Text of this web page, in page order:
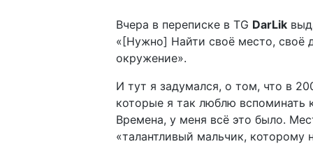
Вчера в переписке в TG DarLik
«[Нужно] Найти своё место, своё
окружение».
И тут я задумался, о том, что в
которые я так люблю вспоминать
Времена, у меня всё это было.
«талантливый мальчик, которому